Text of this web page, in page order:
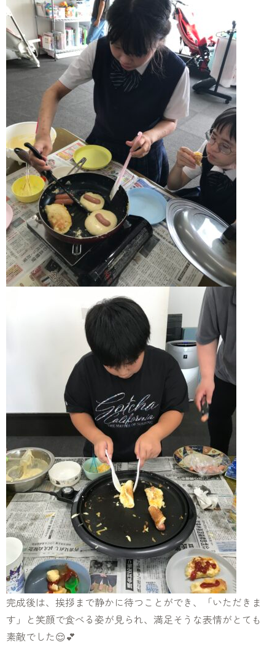
完成後は、挨拶まで静かに待つことができ、「いただきま
す」と笑顔で食べる姿が見られ、満足そうな表情がとても
素敵でした😌💕